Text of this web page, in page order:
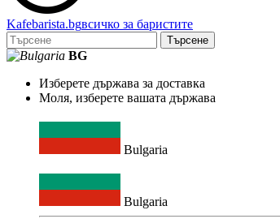
Kafebarista.bgвсичко за баристите
Търсене
BG
Изберете държава за доставка
Моля, изберете вашата държава
Bulgaria
Bulgaria